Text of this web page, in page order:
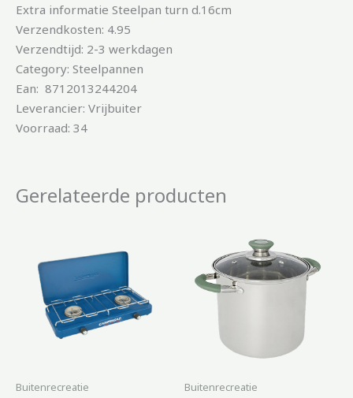
Extra informatie Steelpan turn d.16cm
Verzendkosten: 4.95
Verzendtijd: 2-3 werkdagen
Category: Steelpannen
Ean: 8712013244204
Leverancier: Vrijbuiter
Voorraad: 34
Gerelateerde producten
Buitenrecreatie Buitenrecreatie